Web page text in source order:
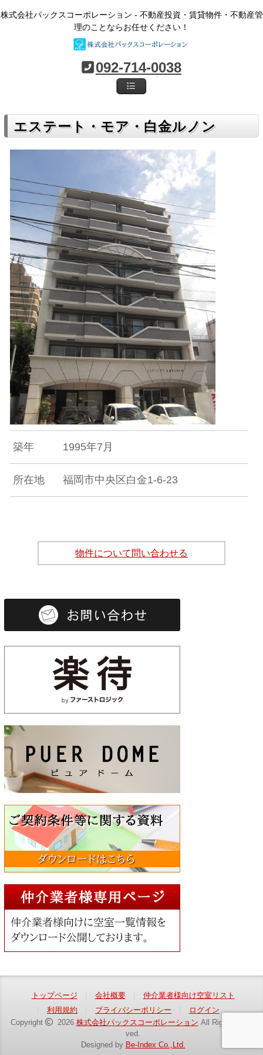
株式会社パックスコーポレーション - 不動産投資・賃貸物件・不動産管
理のことならお任せください！
092-714-0038
エステート・モア・白金ルノン
築年 1995年7月
所在地 福岡市中央区白金1-6-23
物件について問い合わせる
トップページ 会社概要
仲介業者様向け空室リスト
利用規約
プライバシーポリシー
ログイン
Copyright
2026 株式会社パックスコーポレーション All Rights Reser
ved.
Designed by Be-Index Co.,Ltd.